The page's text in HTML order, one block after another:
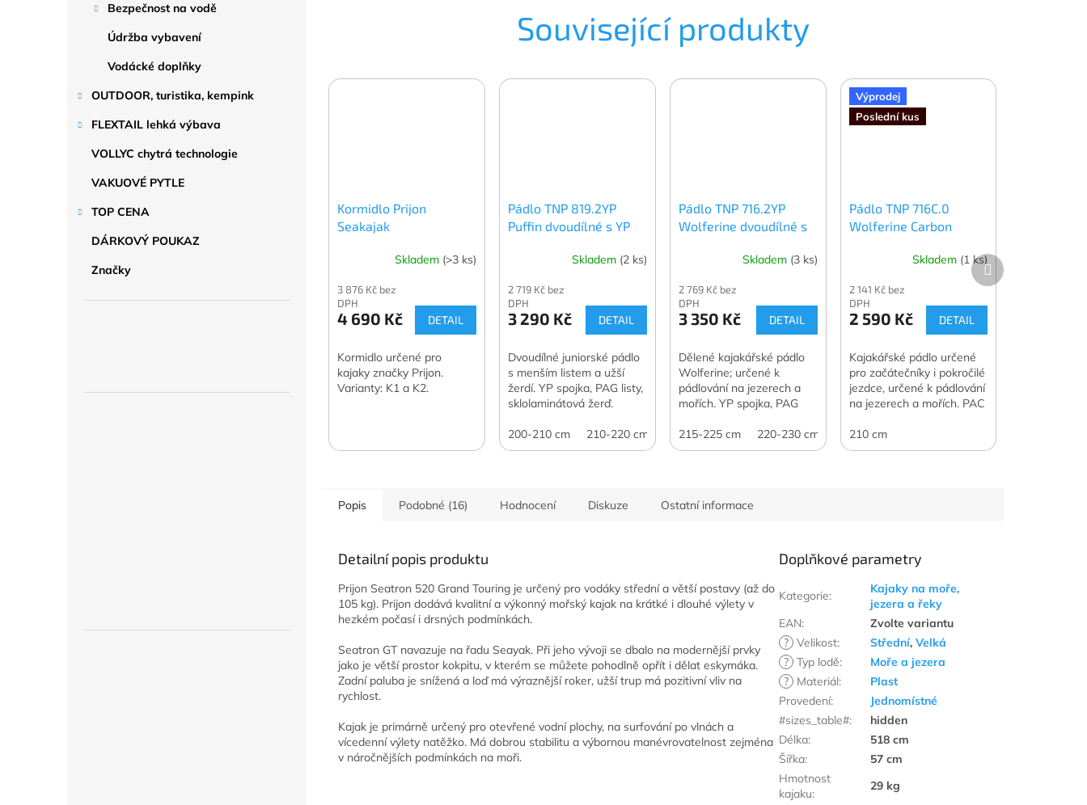
Bezpečnost na vodě
Údržba vybavení
Vodácké doplňky
OUTDOOR, turistika, kempink
FLEXTAIL lehká výbava
VOLLYC chytrá technologie
VAKUOVÉ PYTLE
TOP CENA
DÁRKOVÝ POUKAZ
Značky
Související produkty
Kormidlo Prijon
Seakajak
Skladem (>3 ks)
3 876 Kč bez
DPH
4 690 Kč DETAIL
Kormidlo určené pro
kajaky značky Prijon.
Varianty: K1 a K2.
Pádlo TNP 819.2YP
Puffin dvoudílné s YP
Skladem (2 ks)
2 719 Kč bez
DPH
3 290 Kč DETAIL
Dvoudílné juniorské pádlo
s menším listem a užší
žerdí. YP spojka, PAG listy,
sklolaminátová žerď.
200-210 cm 210-220 cm
Pádlo TNP 716.2YP
Wolferine dvoudílné s
Skladem (3 ks)
2 769 Kč bez
DPH
3 350 Kč DETAIL
Dělené kajakářské pádlo
Wolferine; určené k
pádlování na jezerech a
mořích. YP spojka, PAG
215-225 cm
220-230 cm
Výprodej
Poslední kus
Pádlo TNP 716C.0
Wolferine Carbon
Skladem (1 ks)
2 141 Kč bez
DPH
2 590 Kč DETAIL
Kajakářské pádlo určené
pro začátečníky i pokročilé
jezdce, určené k pádlování
na jezerech a mořích. PAC
210 cm
Další
produkt
Popis Podobné (16) Hodnocení Diskuze Ostatní informace
Detailní popis produktu
Prijon Seatron 520 Grand Touring je určený pro vodáky střední a větší postavy (až do
105 kg). Prijon dodává kvalitní a výkonný mořský kajak na krátké i dlouhé výlety v
hezkém počasí i drsných podmínkách.
Seatron GT navazuje na řadu Seayak. Při jeho vývoji se dbalo na modernější prvky
jako je větší prostor kokpitu, v kterém se můžete pohodlně opřít i dělat eskymáka.
Zadní paluba je snížená a loď má výraznější roker, užší trup má pozitivní vliv na
rychlost.
Kajak je primárně určený pro otevřené vodní plochy, na surfování po vlnách a
vícedenní výlety natěžko. Má dobrou stabilitu a výbornou manévrovatelnost zejména
v náročnějších podmínkách na moři.
Doplňkové parametry
Kategorie:
Kajaky na moře,
jezera a řeky
EAN:
Zvolte variantu
? Velikost: Střední,Velká
? Typ lodě:
Moře a jezera
?
Materiál:
Plast
Provedení:
Jednomístné
#sizes_table#:
hidden
Délka:
518 cm
Šířka:
57 cm
Hmotnost
kajaku:
29 kg